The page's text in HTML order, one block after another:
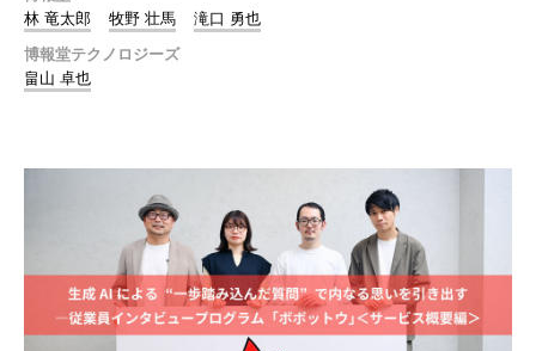
林 竜太郎
牧野 壮馬
滝口 勇也
博報堂テクノロジーズ
畠山 卓也